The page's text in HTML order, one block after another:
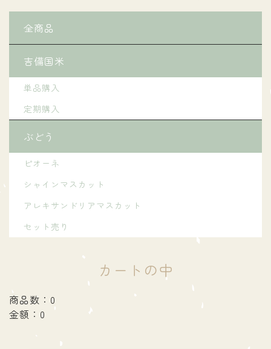
全商品
吉備国米
単品購入
定期購入
ぶどう
ピオーネ
シャインマスカット
アレキサンドリアマスカット
セット売り
カートの中
商品数：0
金額：0